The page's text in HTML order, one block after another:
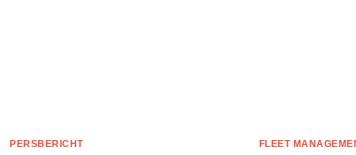
PERSBERICHT FLEET